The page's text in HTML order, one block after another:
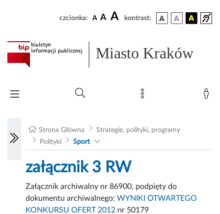
czcionka: A A A kontrast:
Miasto Kraków
Strona Główna
Strategie, polityki, programy
Polityki
Sport
załącznik 3 RW
Załącznik archiwalny nr 86900, podpięty do
dokumentu archiwalnego:WYNIKI OTWARTEGO
KONKURSU OFERT 2012 nr 50179